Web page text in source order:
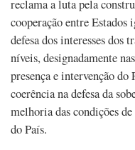
reclama a luta pela
cooperação entre Estados
defesa dos interesses dos
níveis, designadamente
presença e intervenção do
coerência na defesa da
melhoria das condições
do País.